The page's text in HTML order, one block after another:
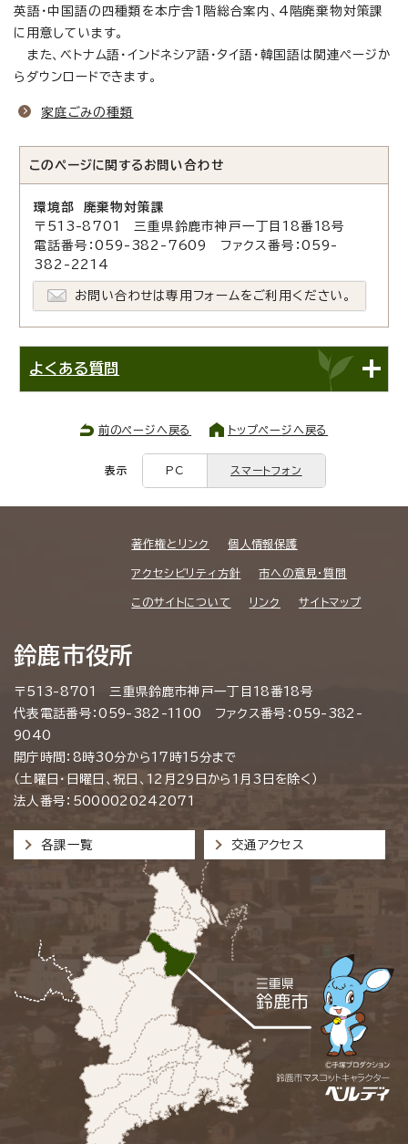
英語・中国語の四種類を本庁舎1階総合案内、4階廃棄物対策課
に用意しています。
また、ベトナム語・インドネシア語・タイ語・韓国語は関連ページか
らダウンロードできます。
家庭ごみの種類
このページに関する お問い合わせ
環境部 廃棄物対策課
〒513-8701 三重県鈴鹿市神戸一丁目18番18号
電話番号：059-382-7609 ファクス番号：059-
382-2214
お問い合わせは専用フォームをご利用ください。
よくある質問
前のページへ戻る トップページへ戻る
表示 PC スマートフォン
著作権とリンク 個人情報保護
アクセシビリティ方針 市への意見・質問
このサイトについて リンク サイトマップ
鈴鹿市役所
〒513-8701 三重県鈴鹿市神戸一丁目18番18号
代表電話番号：059-382-1100 ファクス番号：059-382-
9040
開庁時間：8時30分から17時15分まで
（土曜日・日曜日、祝日、12月29日から1月3日を除く）
法人番号：5000020242071
各課一覧 交通アクセス